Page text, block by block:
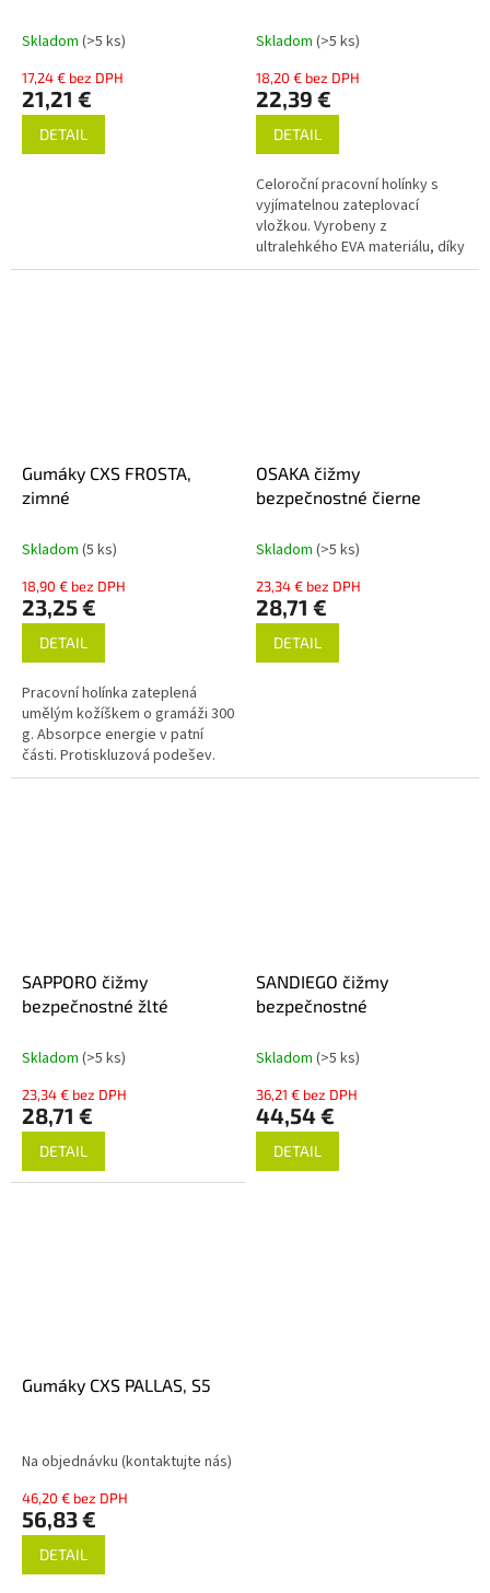
Skladom (>5 ks)
17,24 € bez DPH
21,21 €
DETAIL
Skladom (>5 ks)
18,20 € bez DPH
22,39 €
DETAIL
Celoroční pracovní holínky s
vyjímatelnou zateplovací
vložkou. Vyrobeny z
ultralehkého EVA materiálu, díky
kterému jsou pohodlné i při
Gumáky CXS FROSTA,
zimné
Skladom (5 ks)
18,90 € bez DPH
23,25 €
DETAIL
Pracovní holínka zateplená
umělým kožíškem o gramáži 300
g. Absorpce energie v patní
části. Protiskluzová podešev.
OSAKA čižmy
bezpečnostné čierne
Skladom (>5 ks)
23,34 € bez DPH
28,71 €
DETAIL
SAPPORO čižmy
bezpečnostné žlté
Skladom (>5 ks)
23,34 € bez DPH
28,71 €
DETAIL
SANDIEGO čižmy
bezpečnostné
Skladom (>5 ks)
36,21 € bez DPH
44,54 €
DETAIL
Gumáky CXS PALLAS, S5
Na objednávku (kontaktujte nás)
46,20 € bez DPH
56,83 €
DETAIL